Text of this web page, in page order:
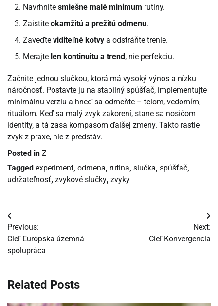
Navrhnite smiešne malé minimum rutiny.
Zaistite okamžitú a prežitú odmenu.
Zaveďte viditeľné kotvy a odstráňte trenie.
Merajte len kontinuitu a trend , nie perfekciu.
Začnite jednou slučkou, ktorá má vysoký výnos a nízku
náročnosť. Postavte ju na stabilný spúšťač, implementujte
minimálnu verziu a hneď sa odmeňte – telom, vedomím,
rituálom. Keď sa malý zvyk zakorení, stane sa nosičom
identity, a tá zasa kompasom ďalšej zmeny. Takto rastie
zvyk z praxe, nie z predstáv.
Posted in Z
Tagged experiment, odmena, rutina, slučka, spúšťač,
udržateľnosť, zvykové slučky, zvyky
Navigácia
v
článku
Previous:
Cieľ Európska územná
spolupráca
Next:
Cieľ Konvergencia
Related Posts